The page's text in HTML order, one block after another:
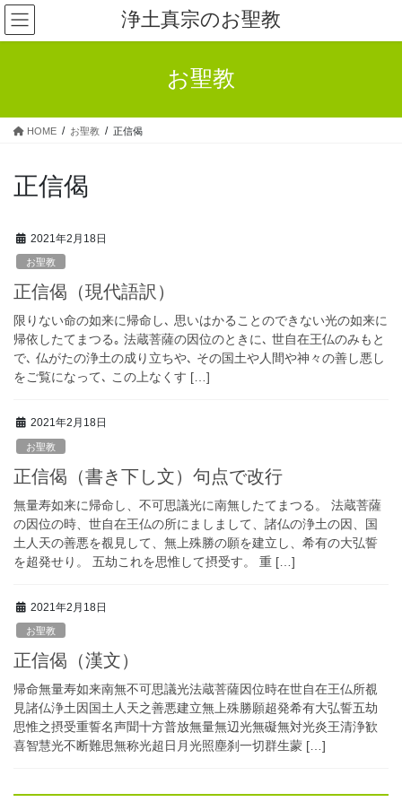
コ
ン
テ
ス
ナ
ビ
ゲ
ン
浄土真宗のお聖教
お聖教
HOME お聖教 正信偈
正信偈
2021年2月18日
お聖教
正信偈（現代語訳）
限りない命の如来に帰命し､ 思いはかることのできない光の如来に
帰依したてまつる｡ 法蔵菩薩の因位のときに､ 世自在王仏のみもと
で､ 仏がたの浄土の成り立ちや､ その国土や人間や神々の善し悪し
をご覧になって､ この上なくす […]
2021年2月18日
お聖教
正信偈（書き下し文）句点で改行
無量寿如来に帰命し、不可思議光に南無したてまつる。 法蔵菩薩
の因位の時、世自在王仏の所にましまして、諸仏の浄土の因、国
土人天の善悪を覩見して、無上殊勝の願を建立し、希有の大弘誓
を超発せり。 五劫これを思惟して摂受す。 重 […]
2021年2月18日
お聖教
正信偈（漢文）
帰命無量寿如来南無不可思議光法蔵菩薩因位時在世自在王仏所覩
見諸仏浄土因国土人天之善悪建立無上殊勝願超発希有大弘誓五劫
思惟之摂受重誓名声聞十方普放無量無辺光無礙無対光炎王清浄歓
喜智慧光不断難思無称光超日月光照塵刹一切群生蒙 […]